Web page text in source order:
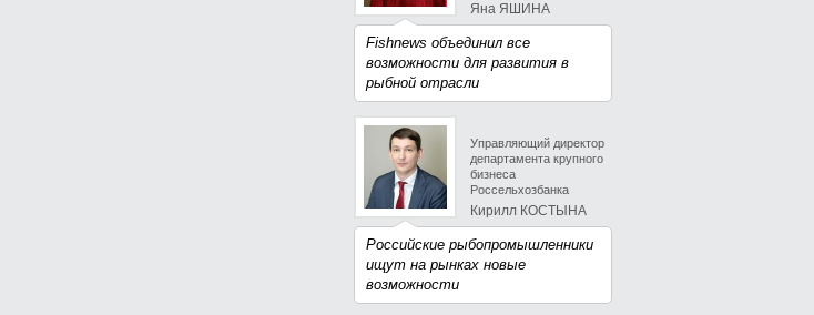
Яна ЯШИНА
Fishnews объединил все
возможности для развития в
рыбной отрасли
Управляющий директор
департамента крупного
бизнеса
Россельхозбанка
Кирилл КОСТЫНА
Российские рыбопромышленники
ищут на рынках новые
возможности